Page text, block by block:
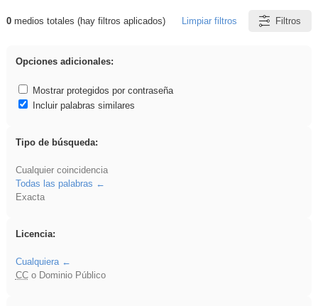
Resultados de: venganza
0medios totales (hay filtros aplicados) Limpiar filtros Filtros
Opciones adicionales:
Mostrar protegidos por contraseña
Incluir palabras similares
Tipo de búsqueda:
Cualquier coincidencia
Todas las palabras
Exacta
Licencia:
Cualquiera
CCo Dominio Público